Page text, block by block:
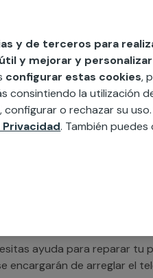
buscando ayuda para
a cabo el trabajo de
ayuda para reparar tu
encargarán de arreglar el
y de terceros para
y mejorar y
configurar estas cookies,
consintiendo la utilización
o rechazar su
. También